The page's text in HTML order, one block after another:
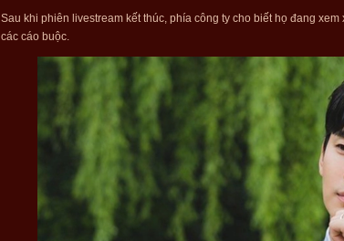
Sau khi phiên livestream kết thúc, phía công ty cho biết họ đang
các cáo buộc.